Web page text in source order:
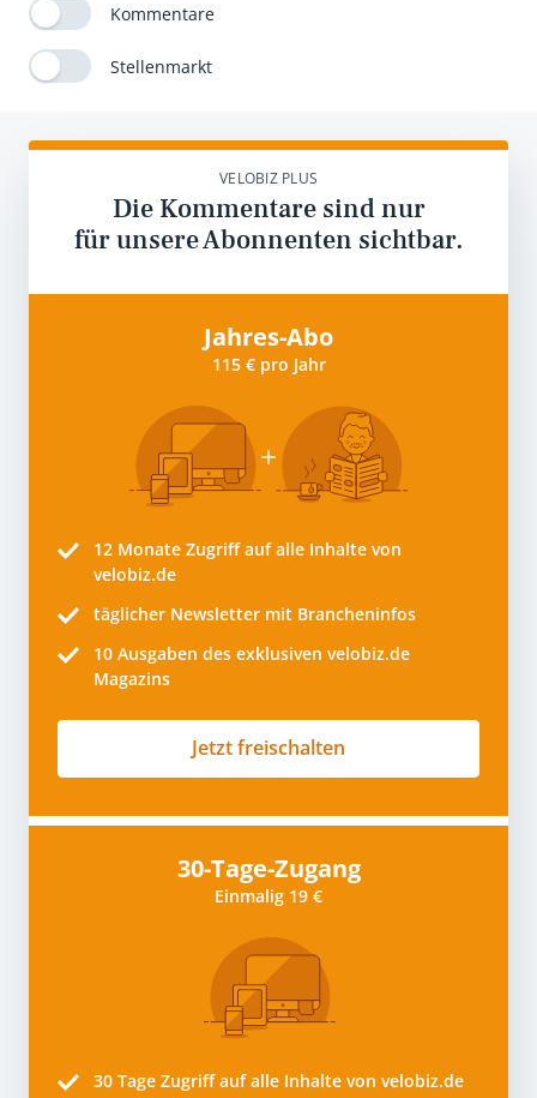
Kommentare
Stellenmarkt
VELOBIZ PLUS
Die Kommentare sind nur
für unsere Abonnenten sichtbar.
Jahres-Abo
115 € pro Jahr
12 Monate Zugriff auf alle Inhalte von
velobiz.de
täglicher Newsletter mit Brancheninfos
10 Ausgaben des exklusiven velobiz.de
Magazins
Jetzt freischalten
30-Tage-Zugang
Einmalig 19 €
30 Tage Zugriff auf alle Inhalte von velobiz.de